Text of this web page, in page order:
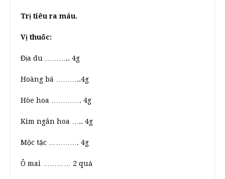
Trị tiêu ra máu.
Vị thuốc:
Địa du ……….. 4g
Hoàng bá ………..4g
Hòe hoa …………. 4g
Kim ngân hoa ….. 4g
Mộc tặc …………. 4g
Ô mai ………… 2 quả